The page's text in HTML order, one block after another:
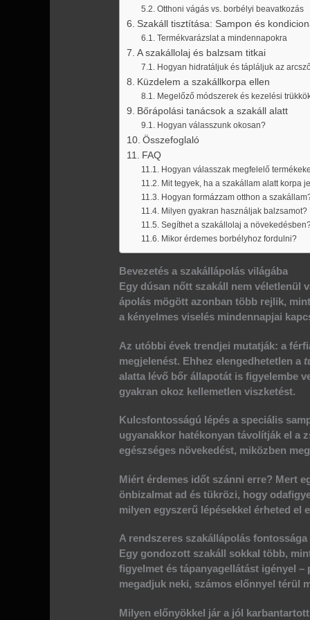
Otthoni vágás vs. borbélyi beavatkozás
Szakáll tisztítása: Sampon és
Termékvarázslat a mindennapokra
A szakállolaj és balzsam titkai
Hogyan hidratáljuk és tápláljuk az
Küzdelem a szakállkorpa ellen
Megelőző módszerek és kezelési
Bőrápolási tanácsok a szakáll alatt
Hogyan válasszunk okosan?
Összefoglaló
FAQ
Hogyan válasszak megfelelő
Mit tegyek, ha a szakállam alatt korpa
Hogyan formázzam otthon a
Milyen gyakran használjak balzsamot?
Segíthet a szakállolaj a
Mikor érdemes borbélyhoz fordulni?
Bevezetés a szakállápolás világába
Egy dúsan nőtt szakáll nem véletlenül
ápolás mögött azonban több rejlik,
a kényelmes viselés mindennapjai
Az utóbbi évek trendjei mutatják: a
megjelenést. Ehhez elengedhetetlen a
alatta lévő bőr állapotát is figyelembe
gyakran okoz kellemetlen viszketést.
Kulcsfontosságú lépés a speciális
ugyanakkor hatékonyan távolítják el a
egészséges növekedést, miközben
Miért érdemes időt szánni erre? Mert
önbizalmat ad és tükrözi, hogy
milyen egyszerű lépésekkel érheted el
A rendszeres szakállápolás fontossága
Egy gondozott szakáll sokkal több,
figyelmet és tápanyagellátást igényel
megadjuk neki, számos előnnyel térül
Milyen előnyökkel jár a jól